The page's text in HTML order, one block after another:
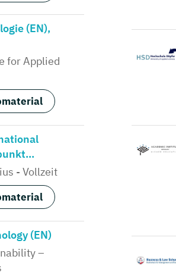
(EN),
for Applied
- Vollzeit
(EN)
–